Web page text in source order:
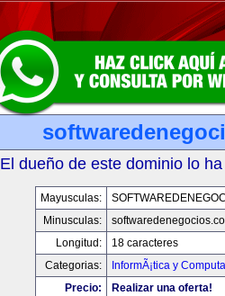
El dueño de este dominio lo
Mayusculas:
Minusculas:
Longitud:
18 caracteres
Categorias:
InformÃ¡tica y
Precio:
Realizar una oferta!